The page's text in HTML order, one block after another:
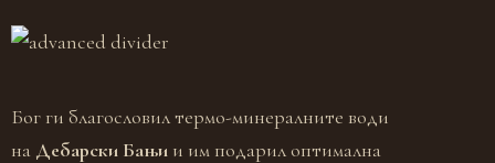
Бог ги благословил термо-минералните води
на Дебарски Бањи и им подарил оптимална